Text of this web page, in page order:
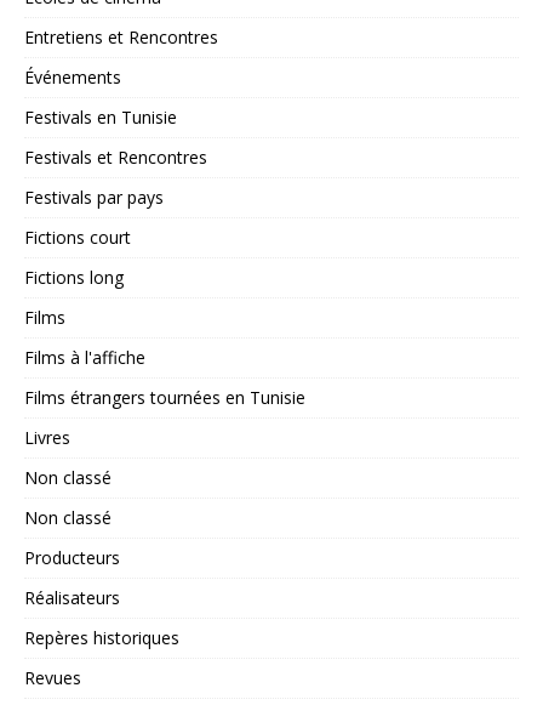
Entretiens et Rencontres
Événements
Festivals en Tunisie
Festivals et Rencontres
Festivals par pays
Fictions court
Fictions long
Films
Films à l'affiche
Films étrangers tournées en Tunisie
Livres
Non classé
Non classé
Producteurs
Réalisateurs
Repères historiques
Revues